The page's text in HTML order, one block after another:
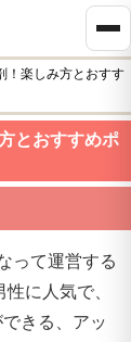
！楽しみ方とおすす
とおすすめポ
って運営する
に人気で、
きる、アッ